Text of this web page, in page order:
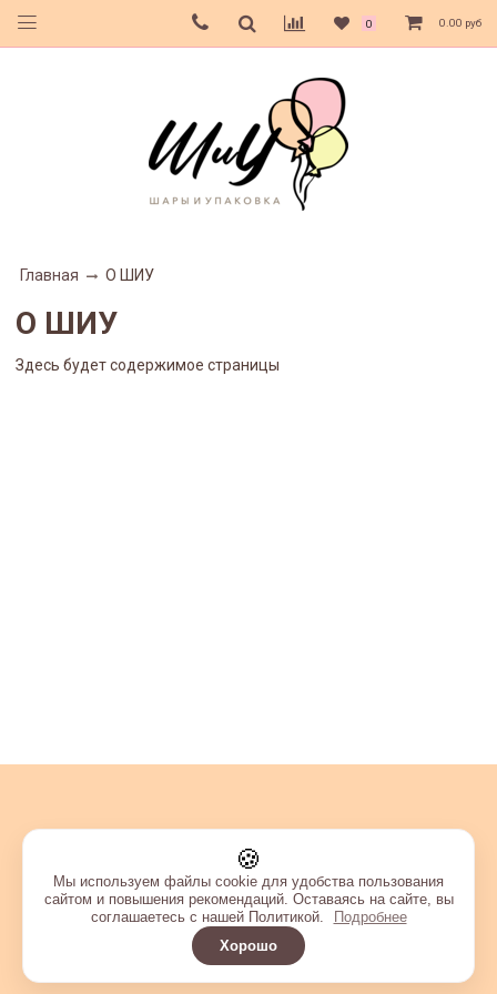
0 0.00 руб
Главная О ШИУ
О ШИУ
Здесь будет содержимое страницы
🍪
Мы используем файлы cookie для удобства пользования
сайтом и повышения рекомендаций. Оставаясь на сайте, вы
соглашаетесь с нашей Политикой.
Подробнее
Хорошо